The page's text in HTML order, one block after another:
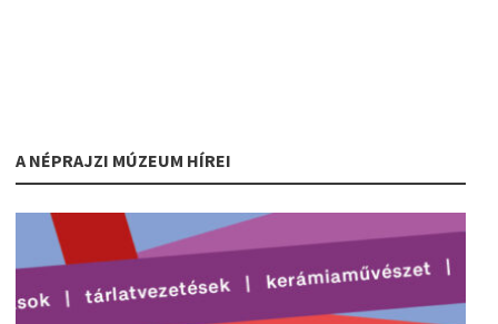
A NÉPRAJZI MÚZEUM HÍREI